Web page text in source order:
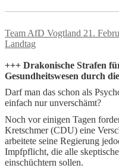
Team AfD Vogtland 21.
Landtag
+++ Drakonische Strafen
Gesundheitswesen durch
Darf man das schon als
einfach nur unverschämt?
Noch vor einigen Tagen
Kretschmer (CDU) eine
arbeitete seine Regierung
Impfpflicht, die alle
einschüchtern sollen.